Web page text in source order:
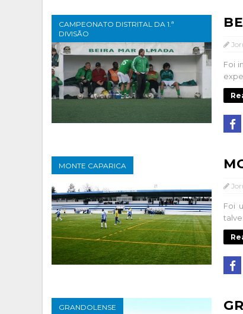
CAMPEONATO DISTRITAL DA 1.ª
DIVISÃO
Foi
MONTE CAPARICA
Foi
GRANDOLENSE